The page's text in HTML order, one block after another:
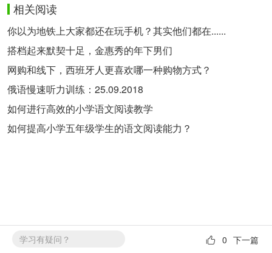
相关阅读
你以为地铁上大家都还在玩手机？其实他们都在......
搭档起来默契十足，金惠秀的年下男们
网购和线下，西班牙人更喜欢哪一种购物方式？
俄语慢速听力训练：25.09.2018
如何进行高效的小学语文阅读教学
如何提高小学五年级学生的语文阅读能力？
学习有疑问？ 下一篇
0